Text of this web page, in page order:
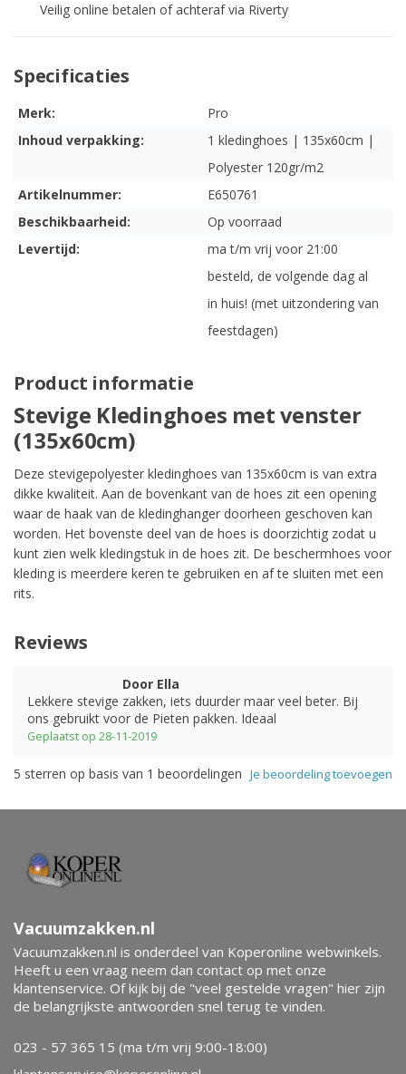
Veilig online betalen of achteraf via Riverty
Specificaties
Merk:
Pro
Inhoud verpakking:
1 kledinghoes | 135x60cm |
Polyester 120gr/m2
Artikelnummer:
E650761
Beschikbaarheid:
Op voorraad
Levertijd:
ma t/m vrij voor 21:00
besteld, de volgende dag al
in huis! (met uitzondering van
feestdagen)
Product informatie
Stevige Kledinghoes met venster
(135x60cm)
Deze stevigepolyester kledinghoes van 135x60cm is van extra
dikke kwaliteit. Aan de bovenkant van de hoes zit een opening
waar de haak van de kledinghanger doorheen geschoven kan
worden. Het bovenste deel van de hoes is doorzichtig zodat u
kunt zien welk kledingstuk in de hoes zit. De beschermhoes voor
kleding is meerdere keren te gebruiken en af te sluiten met een
rits.
Reviews
Door Ella
Lekkere stevige zakken, iets duurder maar veel beter. Bij
ons gebruikt voor de Pieten pakken. Ideaal
Geplaatst op 28-11-2019
Je beoordeling toevoegen
5 sterren op basis van 1 beoordelingen
Vacuumzakken.nl
Vacuumzakken.nl is onderdeel van Koperonline webwinkels.
Heeft u een vraag neem dan contact op met onze
klantenservice. Of kijk bij de "veel gestelde vragen" hier zijn
de belangrijkste antwoorden snel terug te vinden.
023 - 57 365 15 (ma t/m vrij 9:00-18:00)